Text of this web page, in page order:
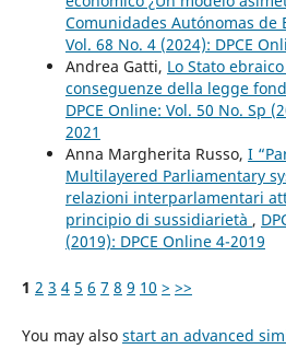
Comunidades Autónomas de
Vol. 68 No. 4 (2024): DPCE
Andrea Gatti, Lo Stato
conseguenze della legge
DPCE Online: Vol. 50 No. Sp
2021
Anna Margherita Russo, I
Multilayered Parliamentary
relazioni interparlamentari
principio di sussidiarietà ,
(2019): DPCE Online 4-2019
1 2 3 4 5 6 7 8 9 10 > >>
You may also start an advanced